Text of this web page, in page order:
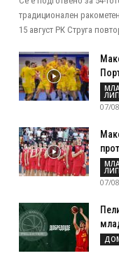
традиционален
15 август РК Струга
07/
07/